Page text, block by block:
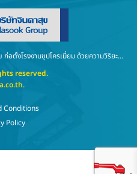
ตั้งโรงงานชุปโครเมี่ยม ด้วยความวิริยะ...
reserved.
.
Conditions
Policy